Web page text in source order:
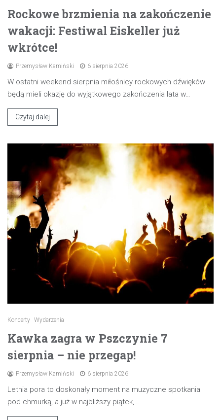
Rockowe brzmienia na zakończenie
wakacji: Festiwal Eiskeller już
wkrótce!
Przemysław Kamiński 6 sierpnia 2026
W ostatni weekend sierpnia miłośnicy rockowych dźwięków
będą mieli okazję do wyjątkowego zakończenia lata w…
Czytaj dalej
Koncerty Wydarzenia
Kawka zagra w Pszczynie 7
sierpnia – nie przegap!
Przemysław Kamiński 6 sierpnia 2026
Letnia pora to doskonały moment na muzyczne spotkania
pod chmurką, a już w najbliższy piątek,…